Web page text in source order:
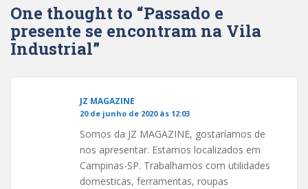
One thought to “Passado e
presente se encontram na Vila
Industrial”
JZ MAGAZINE
20 de junho de 2020 às 12:03
Somos da JZ MAGAZINE, gostaríamos de
nos apresentar. Estamos localizados em
Campinas-SP. Trabalhamos com utilidades
domesticas, ferramentas, roupas